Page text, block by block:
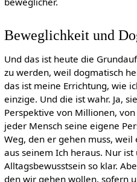
Beweglichkeit und
Und das ist heute die
zu werden, weil dogmatisch
das ist meine Errichtung, wie
einzige. Und die ist wahr. Ja,
Perspektive von Millionen,
jeder Mensch seine eigene
Weg, den er gehen muss,
aus seinem Ich heraus. Nur ist
Alltagsbewusstsein so klar.
den wir gehen wollen, sofern